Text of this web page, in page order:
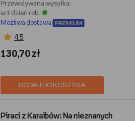
Przewidywana wysyłka:
w 1 dzień rob.
Możliwa dostawa
4,5
130,70 zł
DODAJ DO KOSZYKA
Piraci z Karaibów: Na nieznanych